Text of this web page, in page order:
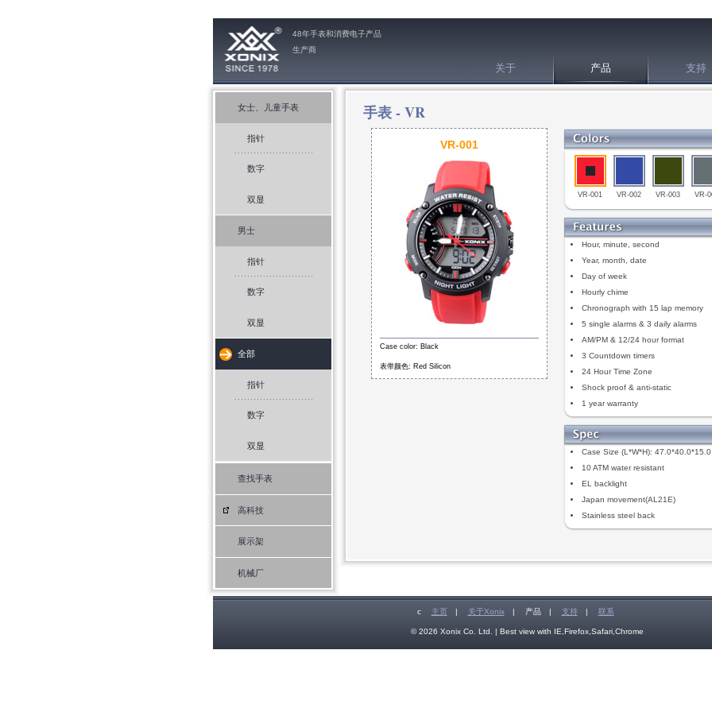
48年手表和消费电子产品
生产商
关于 产品 支持
女士、儿童手表
指针
数字
双显
男士
指针
数字
双显
全部
指针
数字
双显
查找手表
高科技
展示架
机械厂
手表 - VR
VR-001
Case color: Black
表带颜色: Red Silicon
VR-001 VR-002 VR-003 VR-
Hour, minute, second
Year, month, date
Day of week
Hourly chime
Chronograph with 15 lap memory
5 single alarms & 3 daily alarms
AM/PM & 12/24 hour format
3 Countdown timers
24 Hour Time Zone
Shock proof & anti-static
1 year warranty
Case Size (L*W*H): 47.0*40.0*15.0
10 ATM water resistant
EL backlight
Japan movement(AL21E)
Stainless steel back
c 主页 | 关于Xonix | 产品 | 支持 | 联系
© 2026 Xonix Co. Ltd. | Best view with IE,Firefox,Safari,Chrome